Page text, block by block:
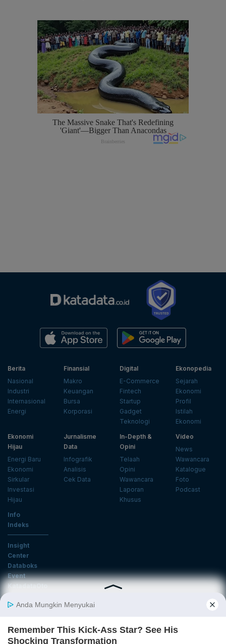
Berita
Nasional
Industri
Internasional
Energi
Finansial
Makro
Keuangan
Bursa
Korporasi
Digital
E-Commerce
Fintech
Startup
Gadget
Teknologi
Ekonopedia
Sejarah
Ekonomi
Profil
Istilah
Ekonomi
Ekonomi
Hijau
Energi Baru
Ekonomi
Sirkular
Investasi
Hijau
Jurnalisme
Data
Infografik
Analisis
Cek Data
In-Depth &
Opini
Telaah
Opini
Wawancara
Laporan
Khusus
Video
News
Wawancara
Katalogue
Foto
Podcast
Info
Indeks
Insight
Center
Databoks
Event
KatadataOto
Email